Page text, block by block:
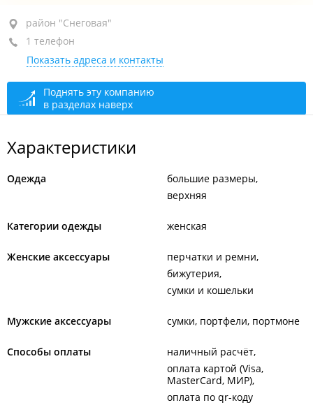
район "Снеговая", ул. Деревенская, 16
ТЦ "Реми", бут. 40а
+7 914 970-42-36
открыто: 10:00–18:30
район "Снеговая"
1 телефон
Показать адреса и контакты
Поднять эту компанию
в разделах наверх
Характеристики
Одежда
большие размеры
верхняя
Категории одежды женская
Женские аксессуары
перчатки и ремни
бижутерия
сумки и кошельки
Мужские аксессуары сумки, портфели, портмоне
Способы оплаты
наличный расчёт
оплата картой (Visa,
MasterCard, МИР)
оплата по qr-коду